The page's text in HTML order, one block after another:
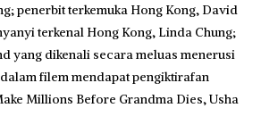
penerbit terkemuka Hong Kong, David
terkenal Hong Kong, Linda Chung;
yang dikenali secara meluas menerusi
filem mendapat pengiktirafan
Millions Before Grandma Dies, Usha